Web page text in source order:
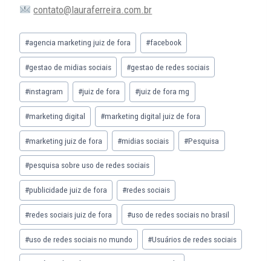
contato@lauraferreira.com.br
#agencia marketing juiz de fora #facebook
#gestao de midias sociais #gestao de redes sociais
#instagram #juiz de fora #juiz de fora mg
#marketing digital #marketing digital juiz de fora
#marketing juiz de fora #midias sociais #Pesquisa
#pesquisa sobre uso de redes sociais
#publicidade juiz de fora #redes sociais
#redes sociais juiz de fora #uso de redes sociais no brasil
#uso de redes sociais no mundo #Usuários de redes sociais